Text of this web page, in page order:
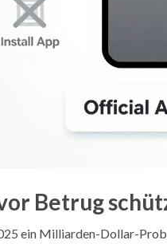
Betrug
ein Milliarden-Dollar-